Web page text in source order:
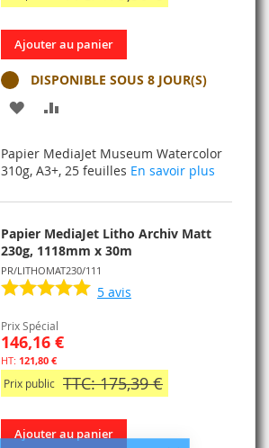
Ajouter au panier
DISPONIBLE SOUS 8 JOUR(S)
AJOUTER
MA
LISTE
D’ENVIE
COMPARATEUR
Papier MediaJet Museum Watercolor
310g, A3+, 25 feuilles En savoir plus
Papier MediaJet Litho Archiv Matt
230g, 1118mm x 30m
PR/LITHOMAT230/111
5 avis
Prix Spécial
146,16 €
121,80 €
Prix public TTC: 175,39 €
Ajouter au panier